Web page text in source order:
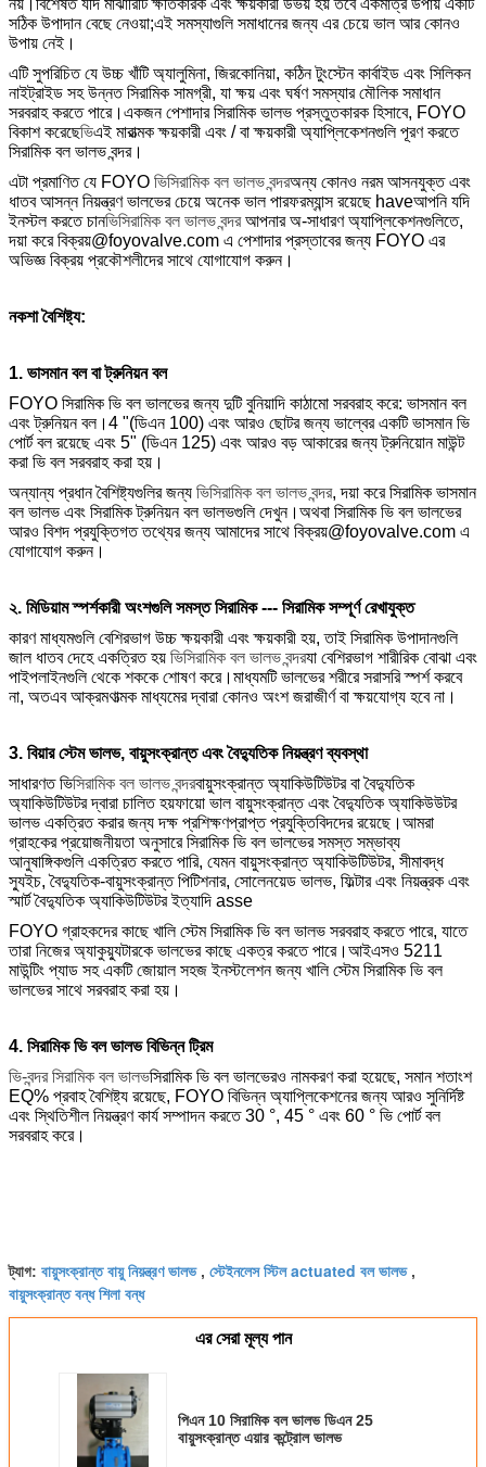
সঠিক উপাদান বেছে নেওয়া;এই সমস্যাগুলি সমাধানের জন্য এর চেয়ে ভাল আর কোনও
উপায় নেই।
এটি সুপরিচিত যে উচ্চ খাঁটি অ্যালুমিনা, জিরকোনিয়া, কঠিন টুংস্টেন কার্বাইড এবং সিলিকন
নাইট্রাইড সহ উন্নত সিরামিক সামগ্রী, যা ক্ষয় এবং ঘর্ষণ সমস্যার মৌলিক সমাধান
সরবরাহ করতে পারে।একজন পেশাদার সিরামিক ভালভ প্রস্তুতকারক হিসাবে, FOYO
বিকাশ করেছেভিএই মারাত্মক ক্ষয়কারী এবং / বা ক্ষয়কারী অ্যাপ্লিকেশনগুলি পূরণ করতে
সিরামিক বল ভালভ বন্দর।
এটা প্রমাণিত যে FOYO ভিসিরামিক বল ভালভ বন্দরঅন্য কোনও নরম আসনযুক্ত এবং
ধাতব আসন্ন নিয়ন্ত্রণ ভালভের চেয়ে অনেক ভাল পারফরম্যান্স রয়েছে haveআপনি যদি
ইনস্টল করতে চানভিসিরামিক বল ভালভ বন্দরআপনার অ-সাধারণ অ্যাপ্লিকেশনগুলিতে,
দয়া করে বিক্রয়@foyovalve.com এ পেশাদার প্রস্তাবের জন্য FOYO এর
অভিজ্ঞ বিক্রয় প্রকৌশলীদের সাথে যোগাযোগ করুন।
নকশা বৈশিষ্ট্য:
1. ভাসমান বল বা ট্রুনিয়ন বল
FOYO সিরামিক ভি বল ভালভের জন্য দুটি বুনিয়াদি কাঠামো সরবরাহ করে: ভাসমান বল
এবং ট্রুনিয়ন বল।4 "(ডিএন 100) এবং আরও ছোটর জন্য ভাল্বের একটি ভাসমান ভি
পোর্ট বল রয়েছে এবং 5" (ডিএন 125) এবং আরও বড় আকারের জন্য ট্রুনিয়োন মাউন্ট
করা ভি বল সরবরাহ করা হয়।
অন্যান্য প্রধান বৈশিষ্ট্যগুলির জন্য ভিসিরামিক বল ভালভ বন্দর, দয়া করে সিরামিক ভাসমান
বল ভালভ এবং সিরামিক ট্রুনিয়ন বল ভালভগুলি দেখুন।অথবা সিরামিক ভি বল ভালভের
আরও বিশদ প্রযুক্তিগত তথ্যের জন্য আমাদের সাথে বিক্রয়@foyovalve.com এ
যোগাযোগ করুন।
২. মিডিয়াম স্পর্শকারী অংশগুলি সমস্ত সিরামিক --- সিরামিক সম্পূর্ণ রেখাযুক্ত
কারণ মাধ্যমগুলি বেশিরভাগ উচ্চ ক্ষয়কারী এবং ক্ষয়কারী হয়, তাই সিরামিক উপাদানগুলি
জাল ধাতব দেহে একত্রিত হয় ভিসিরামিক বল ভালভ বন্দরযা বেশিরভাগ শারীরিক বোঝা এবং
পাইপলাইনগুলি থেকে শককে শোষণ করে।মাধ্যমটি ভালভের শরীরে সরাসরি স্পর্শ করবে
না, অতএব আক্রমণাত্মক মাধ্যমের দ্বারা কোনও অংশ জরাজীর্ণ বা ক্ষয়যোগ্য হবে না।
3. বিয়ার স্টেম ভালভ, বায়ুসংক্রান্ত এবং বৈদ্যুতিক নিয়ন্ত্রণ ব্যবস্থা
সাধারণত ভিসিরামিক বল ভালভ বন্দরবায়ুসংক্রান্ত অ্যাকিউটিউটর বা বৈদ্যুতিক
অ্যাকিউটিউটর দ্বারা চালিত হয়ফায়ো ভাল বায়ুসংক্রান্ত এবং বৈদ্যুতিক অ্যাকিউউটর
ভালভ একত্রিত করার জন্য দক্ষ প্রশিক্ষণপ্রাপ্ত প্রযুক্তিবিদদের রয়েছে।আমরা
গ্রাহকের প্রয়োজনীয়তা অনুসারে সিরামিক ভি বল ভালভের সমস্ত সম্ভাব্য
আনুষাঙ্গিকগুলি একত্রিত করতে পারি, যেমন বায়ুসংক্রান্ত অ্যাকিউটিউটর, সীমাবদ্ধ
স্যুইচ, বৈদ্যুতিক-বায়ুসংক্রান্ত পিটিশনার, সোলেনয়েড ভালভ, ফিল্টার এবং নিয়ন্ত্রক এবং
স্মার্ট বৈদ্যুতিক অ্যাকিউটিউটর ইত্যাদি asse
FOYO গ্রাহকদের কাছে খালি স্টেম সিরামিক ভি বল ভালভ সরবরাহ করতে পারে, যাতে
তারা নিজের অ্যাকুয়্যুটারকে ভালভের কাছে একত্র করতে পারে।আইএসও 5211
মাউন্টিং প্যাড সহ একটি জোয়াল সহজ ইনস্টলেশন জন্য খালি স্টেম সিরামিক ভি বল
ভালভের সাথে সরবরাহ করা হয়।
4. সিরামিক ভি বল ভালভ বিভিন্ন ট্রিম
ভি-বন্দরসিরামিক বল ভালভসিরামিক ভি বল ভালভেরও নামকরণ করা হয়েছে, সমান শতাংশ
EQ% প্রবাহ বৈশিষ্ট্য রয়েছে, FOYO বিভিন্ন অ্যাপ্লিকেশনের জন্য আরও সুনির্দিষ্ট
এবং স্থিতিশীল নিয়ন্ত্রণ কার্য সম্পাদন করতে 30 °, 45 ° এবং 60 ° ভি পোর্ট বল
সরবরাহ করে।
ট্যাগ: বায়ুসংক্রান্ত বায়ু নিয়ন্ত্রণ ভালভ, স্টেইনলেস স্টিল actuated বল ভালভ,
বায়ুসংক্রান্ত বন্ধ শিলা বন্ধ
এর সেরা মূল্য পান
পিএন 10 সিরামিক বল ভালভ ডিএন 25
বায়ুসংক্রান্ত এয়ার কন্ট্রোল ভালভ